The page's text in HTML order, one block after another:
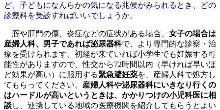
ど、子どもになんらかの気になる兆候がみられるとき、どの
診療科を受診すればいいでしょうか。
腟や肛門の傷、炎症などの症状がある場合、 女子の場合は
産婦人科、男子であれば泌尿器科で、より専門的な診察・治
療を受けられます。初経が来ていれば小学生でも妊娠する可
能性がありますので、性交から72時間以内（早ければ早いほ
ど効果が高い）に服用する緊急避妊薬を、産婦人科で処方し
てもらってください。 産婦人科や泌尿器科にいきなり行くの
はハードルが高いというときは、かかりつけの小児科医に相
談し、連携している地域の医療機関を紹介してもらうとよい